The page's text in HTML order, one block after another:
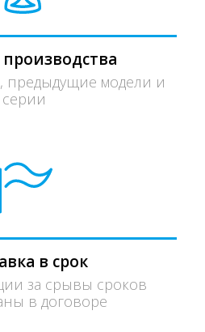
производства
предыдущие модели и
серии
в срок
за срывы сроков
в договоре